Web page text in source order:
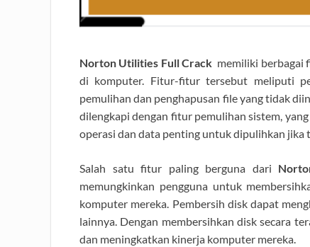
Norton Utilities Full Crack memiliki berbagai
di komputer. Fitur-fitur tersebut meliputi
pemulihan dan penghapusan file yang tidak
dilengkapi dengan fitur pemulihan sistem,
operasi dan data penting untuk dipulihkan jika
Salah satu fitur paling berguna dari
memungkinkan pengguna untuk
komputer mereka. Pembersih disk dapat
lainnya. Dengan membersihkan disk secara
dan meningkatkan kinerja komputer mereka.